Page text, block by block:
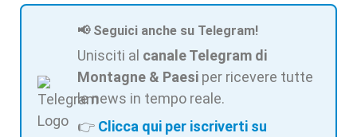
📢 Seguici anche su Telegram!
Unisciti al canale Telegram di
Montagne & Paesi per ricevere tutte
le news in tempo reale.
👉 Clicca qui per iscriverti su